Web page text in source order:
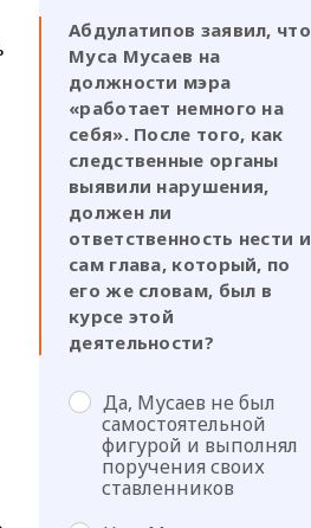
Абдулатипов заявил, что
Муса Мусаев на
должности мэра
«работает немного на
себя». После того, как
следственные органы
выявили нарушения,
должен ли
ответственность нести и
сам глава, который, по
его же словам, был в
курсе этой
деятельности?
Да, Мусаев не был
самостоятельной
фигурой и выполнял
поручения своих
ставленников